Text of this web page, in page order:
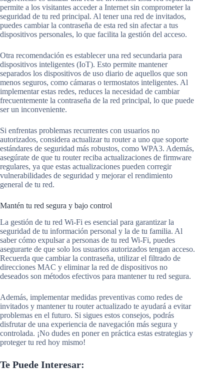
permite a los visitantes acceder a Internet sin comprometer la
seguridad de tu red principal. Al tener una red de invitados,
puedes cambiar la contraseña de esta red sin afectar a tus
dispositivos personales, lo que facilita la gestión del acceso.
Otra recomendación es establecer una red secundaria para
dispositivos inteligentes (IoT). Esto permite mantener
separados los dispositivos de uso diario de aquellos que son
menos seguros, como cámaras o termostatos inteligentes. Al
implementar estas redes, reduces la necesidad de cambiar
frecuentemente la contraseña de la red principal, lo que puede
ser un inconveniente.
Si enfrentas problemas recurrentes con usuarios no
autorizados, considera actualizar tu router a uno que soporte
estándares de seguridad más robustos, como WPA3. Además,
asegúrate de que tu router reciba actualizaciones de firmware
regulares, ya que estas actualizaciones pueden corregir
vulnerabilidades de seguridad y mejorar el rendimiento
general de tu red.
Mantén tu red segura y bajo control
La gestión de tu red Wi-Fi es esencial para garantizar la
seguridad de tu información personal y la de tu familia. Al
saber cómo expulsar a personas de tu red Wi-Fi, puedes
asegurarte de que solo los usuarios autorizados tengan acceso.
Recuerda que cambiar la contraseña, utilizar el filtrado de
direcciones MAC y eliminar la red de dispositivos no
deseados son métodos efectivos para mantener tu red segura.
Además, implementar medidas preventivas como redes de
invitados y mantener tu router actualizado te ayudará a evitar
problemas en el futuro. Si sigues estos consejos, podrás
disfrutar de una experiencia de navegación más segura y
controlada. ¡No dudes en poner en práctica estas estrategias y
proteger tu red hoy mismo!
Te Puede Interesar: